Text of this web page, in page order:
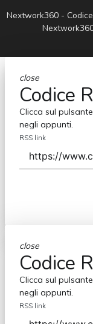
Nextwork360 -
close
Codice
Clicca sul
negli appunti.
RSS link
close
Codice
Clicca sul
negli appunti.
RSS link